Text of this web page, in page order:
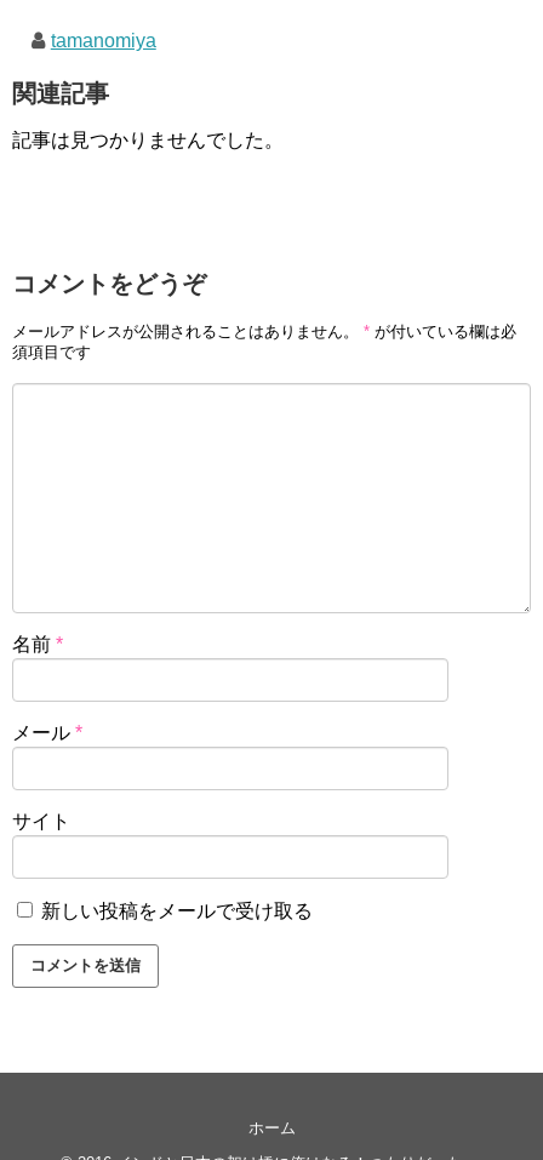
tamanomiya
関連記事
記事は見つかりませんでした。
コメントをどうぞ
メールアドレスが公開されることはありません。 * が付いている欄は必
須項目です
名前 *
メール *
サイト
新しい投稿をメールで受け取る
ホーム